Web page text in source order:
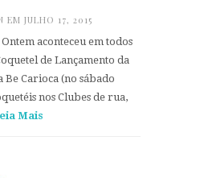
EM JULHO 17, 2015
aconteceu em todos
de Lançamento da
Be Carioca (no sábado
nos Clubes de rua,
Mais